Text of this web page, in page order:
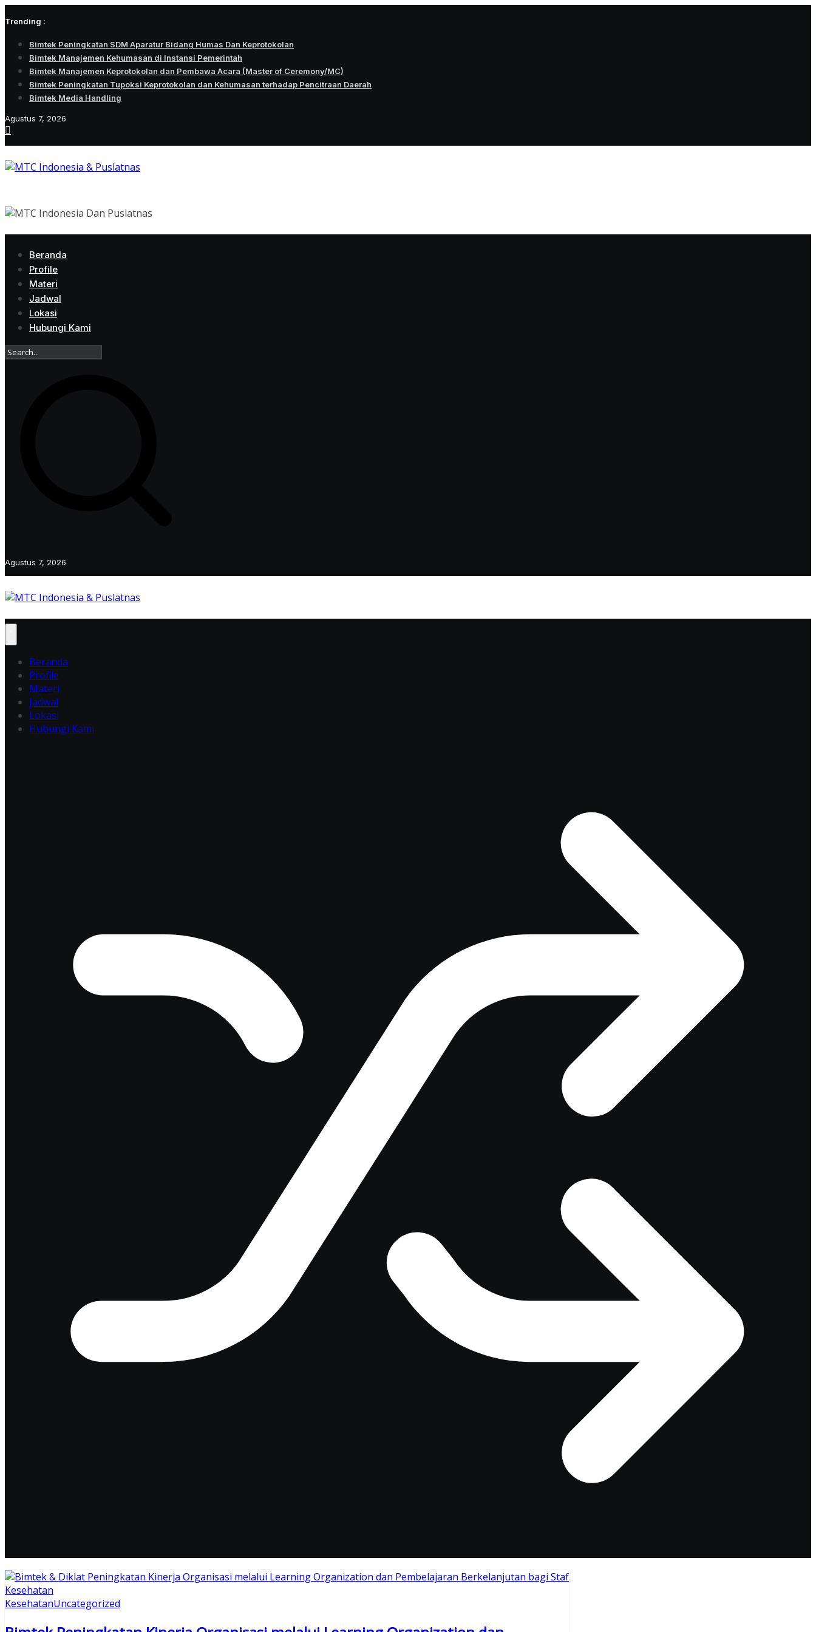
to
Trending :
Bimtek Peningkatan SDM Aparatur Bidang Humas Dan Keprotokolan
Bimtek Manajemen Kehumasan di Instansi Pemerintah
Bimtek Manajemen Keprotokolan dan Pembawa Acara (Master of Ceremony/MC)
Bimtek Peningkatan Tupoksi Keprotokolan dan Kehumasan terhadap Pencitraan Daerah
Bimtek Media Handling
Agustus 7, 2026
Beranda
Profile
Materi
Jadwal
Lokasi
Hubungi Kami
Agustus 7, 2026
Beranda
Profile
Materi
Jadwal
Lokasi
Hubungi Kami
KesehatanUncategorized